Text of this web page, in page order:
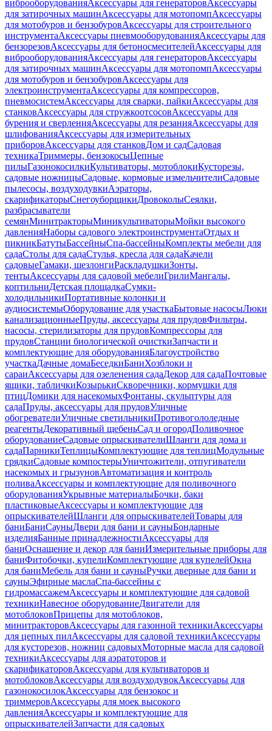
виброоборудованияАксессуары для генераторовАксессуары
для затирочных машинАксессуары для мотопомпАксессуары
для мотобуров и бензобуровАксессуары для строительного
инструментаАксессуары пневмооборудованияАксессуары для
бензорезовАксессуары для бетоносмесителейАксессуары для
виброоборудованияАксессуары для генераторовАксессуары
для затирочных машинАксессуары для мотопомпАксессуары
для мотобуров и бензобуровАксессуары для
электроинструментаАксессуары для компрессоров,
пневмосистемАксессуары для сварки, пайкиАксессуары для
станковАксессуары для стружкоотсосовАксессуары для
бурения и сверленияАксессуары для резанияАксессуары для
шлифованияАксессуары для измерительных
приборовАксессуары для станковДом и садСадовая
техникаТриммеры, бензокосыЦепные
пилыГазонокосилкиКультиваторы, мотоблокиКусторезы,
садовые ножницыСадовые, кормовые измельчителиСадовые
пылесосы, воздуходувкиАэраторы,
скарификаторыСнегоуборщикиДровоколыСеялки,
разбрасыватели
семянМинитракторыМиникультиваторыМойки высокого
давленияНаборы садового электроинструментаОтдых и
пикникБатутыБассейныСпа-бассейныКомплекты мебели для
садаСтолы для садаСтулья, кресла для садаКачели
садовыеГамаки, шезлонгиРаскладушкиЗонты,
тентыАксессуары для садовой мебелиГрилиМангалы,
коптильниДетская площадкаСумки-
холодильникиПортативные колонки и
аудиосистемыОборудование для участкаБытовые насосыЛюки
канализационныеПруды, аксессуары для прудовФильтры,
насосы, стерилизаторы для прудовКомпрессоры для
прудовСтанции биологической очисткиЗапчасти и
комплектующие для оборудованияБлагоустройство
участкаДачные домаБеседкиБаниХозблоки и
сараиАксессуары для озеленения садаДекор для садаПочтовые
ящики, табличкиКозырькиСкворечники, кормушки для
птицДомики для насекомыхФонтаны, скульптуры для
садаПруды, аксессуары для прудовУличные
обогревателиУличные светильникиПротивогололедные
реагентыДекоративный щебеньСад и огородПоливочное
оборудованиеСадовые опрыскивателиШланги для дома и
садаПарникиТеплицыКомплектующие для теплицМодульные
грядкиСадовые компостерыУничтожители, отпугиватели
насекомых и грызуновАвтоматизация и контроль
поливаАксессуары и комплектующие для поливочного
оборудованияУкрывные материалыБочки, баки
пластиковыеАксессуары и комплектующие для
опрыскивателейШланги для опрыскивателейТовары для
баниБаниСауныДвери для бани и сауныБондарные
изделияБанные принадлежностиАксессуары для
баниОснащение и декор для баниИзмерительные приборы для
баниФитобочки, купелиКомплектующие для купелейОкна
для баниМебель для бани и сауныРучки дверные для бани и
сауныЭфирные маслаСпа-бассейны с
гидромассажемАксессуары и комплектующие для садовой
техникиНавесное оборудованиеДвигатели для
мотоблоковПрицепы для мотоблоков,
минитракторовАксессуары для газонной техникиАксессуары
для цепных пилАксессуары для садовой техникиАксессуары
для кусторезов, ножниц садовыхМоторные масла для садовой
техникиАксессуары для аэратоторов и
скарификаторовАксессуары для культиваторов и
мотоблоковАксессуары для воздуходувокАксессуары для
газонокосилокАксессуары для бензокос и
триммеровАксессуары для моек высокого
давленияАксессуары и комплектующие для
опрыскивателейЗапчасти для садовых